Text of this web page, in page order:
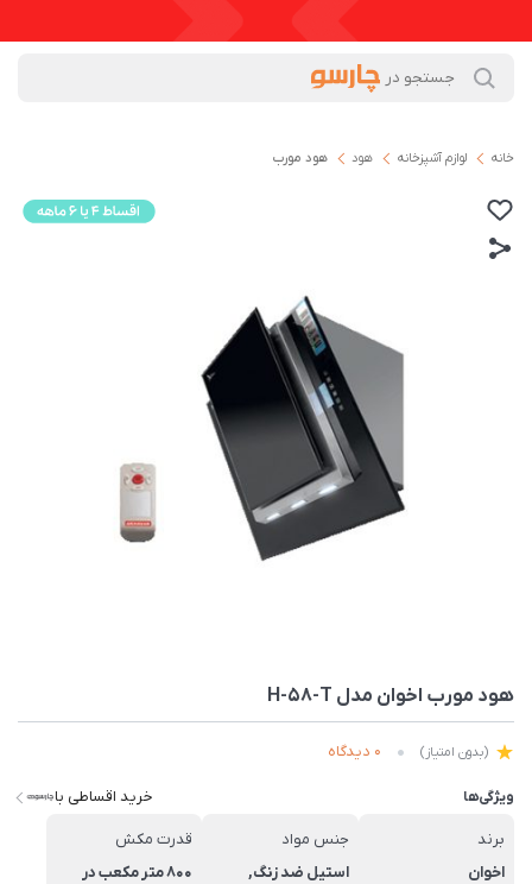
خانه لوازم آشپزخانه هود هود مورب
هود مورب اخوان مدل H-58-T
(بدون امتیاز) 0 دیدگاه
ویژگی‌ها خرید اقساطی با
برند
اخوان
جنس مواد
استیل ضد زنگ,
قدرت مکش
800 متر مکعب در